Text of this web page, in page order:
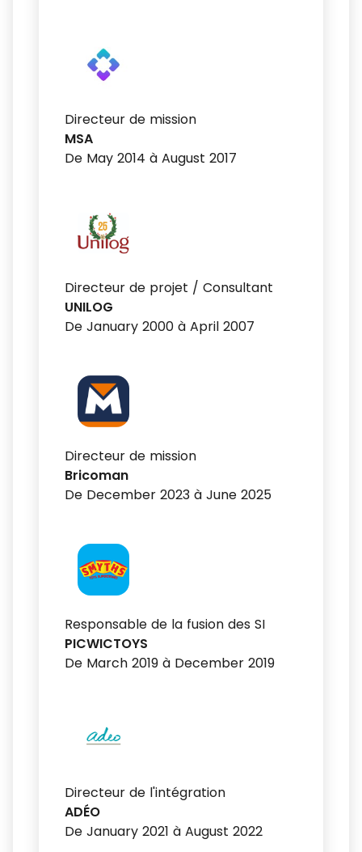
Directeur de mission
MSA
De May 2014 à August 2017
Directeur de projet / Consultant
UNILOG
De January 2000 à April 2007
Directeur de mission
Bricoman
De December 2023 à June 2025
Responsable de la fusion des SI
PICWICTOYS
De March 2019 à December 2019
Directeur de l'intégration
ADÉO
De January 2021 à August 2022